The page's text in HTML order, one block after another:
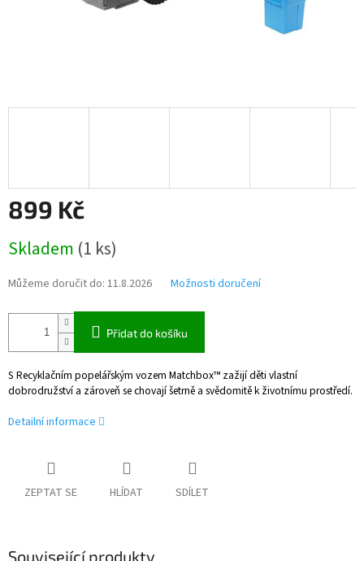
899 Kč
cena:
Skladem (1 ks)
Můžeme doručit do: 11.8.2026 Možnosti doručení
Přidat do košíku
S Recyklačním popelářským vozem Matchbox™ zažijí děti vlastní
dobrodružství a zároveň se chovají šetrně a svědomitě k životnímu prostředí.
Detailní informace
ZEPTAT SE HLÍDAT SDÍLET
Související produkty